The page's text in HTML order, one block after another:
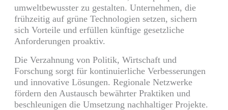
umweltbewusster zu gestalten. Unternehmen, die
frühzeitig auf grüne Technologien setzen, sichern
sich Vorteile und erfüllen künftige gesetzliche
Anforderungen proaktiv.
Die Verzahnung von Politik, Wirtschaft und
Forschung sorgt für kontinuierliche Verbesserungen
und innovative Lösungen. Regionale Netzwerke
fördern den Austausch bewährter Praktiken und
beschleunigen die Umsetzung nachhaltiger Projekte.